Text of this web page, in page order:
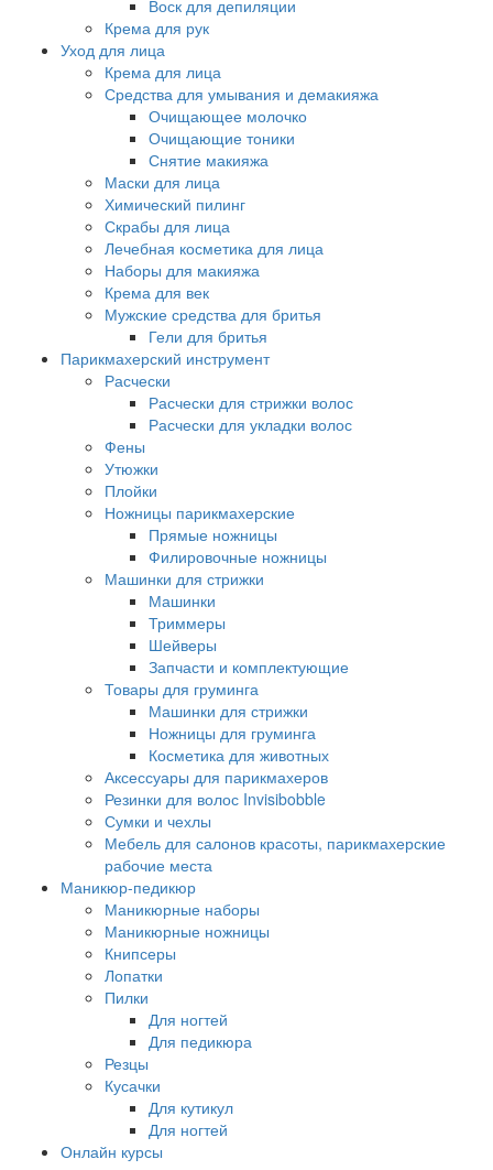
Воск для депиляции
Крема для рук
Уход для лица
Крема для лица
Средства для умывания и демакияжа
Очищающее молочко
Очищающие тоники
Снятие макияжа
Маски для лица
Химический пилинг
Скрабы для лица
Лечебная косметика для лица
Наборы для макияжа
Крема для век
Мужские средства для бритья
Гели для бритья
Парикмахерский инструмент
Расчески
Расчески для стрижки волос
Расчески для укладки волос
Фены
Утюжки
Плойки
Ножницы парикмахерские
Прямые ножницы
Филировочные ножницы
Машинки для стрижки
Машинки
Триммеры
Шейверы
Запчасти и комплектующие
Товары для груминга
Машинки для стрижки
Ножницы для груминга
Косметика для животных
Аксессуары для парикмахеров
Резинки для волос Invisibobble
Сумки и чехлы
Мебель для салонов красоты, парикмахерские
рабочие места
Маникюр-педикюр
Маникюрные наборы
Маникюрные ножницы
Книпсеры
Лопатки
Пилки
Для ногтей
Для педикюра
Резцы
Кусачки
Для кутикул
Для ногтей
Онлайн курсы